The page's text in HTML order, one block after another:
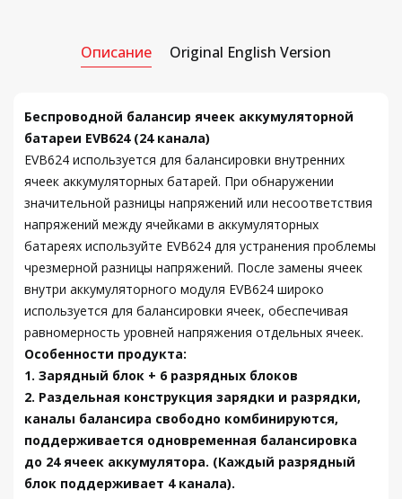
Описание Original English Version
Беспроводной балансир ячеек аккумуляторной
батареи EVB624 (24 канала)
EVB624 используется для балансировки внутренних
ячеек аккумуляторных батарей. При обнаружении
значительной разницы напряжений или несоответствия
напряжений между ячейками в аккумуляторных
батареях используйте EVB624 для устранения проблемы
чрезмерной разницы напряжений. После замены ячеек
внутри аккумуляторного модуля EVB624 широко
используется для балансировки ячеек, обеспечивая
равномерность уровней напряжения отдельных ячеек.
Особенности продукта:
1. Зарядный блок + 6 разрядных блоков
2. Раздельная конструкция зарядки и разрядки,
каналы балансира свободно комбинируются,
поддерживается одновременная балансировка
до 24 ячеек аккумулятора. (Каждый разрядный
блок поддерживает 4 канала).